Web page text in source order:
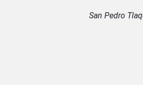
San Pedro